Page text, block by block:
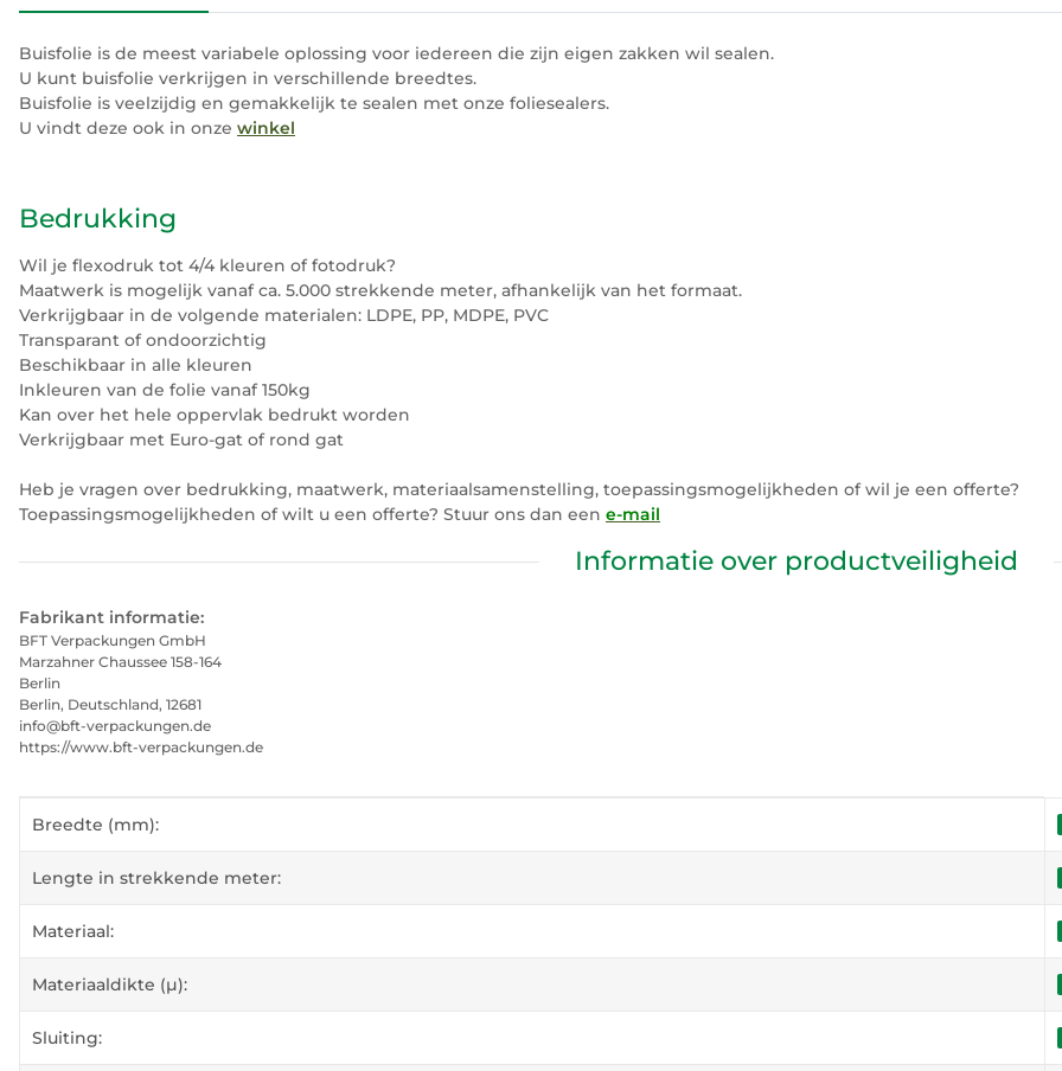
Buisfolie is de meest variabele oplossing voor iedereen die zijn eigen zakken wil sealen.
U kunt buisfolie verkrijgen in verschillende breedtes.
Buisfolie is veelzijdig en gemakkelijk te sealen met onze foliesealers.
U vindt deze ook in onze winkel
Bedrukking
Wil je flexodruk tot 4/4 kleuren of fotodruk?
Maatwerk is mogelijk vanaf ca. 5.000 strekkende meter, afhankelijk van het formaat.
Verkrijgbaar in de volgende materialen: LDPE, PP, MDPE, PVC
Transparant of ondoorzichtig
Beschikbaar in alle kleuren
Inkleuren van de folie vanaf 150kg
Kan over het hele oppervlak bedrukt worden
Verkrijgbaar met Euro-gat of rond gat
Heb je vragen over bedrukking, maatwerk, materiaalsamenstelling, toepassingsmogelijkheden of wil je een offerte?
Toepassingsmogelijkheden of wilt u een offerte? Stuur ons dan een e-mail
Informatie over productveiligheid
Fabrikant informatie:
BFT Verpackungen GmbH
Marzahner Chaussee 158-164
Berlin
Berlin, Deutschland, 12681
info@bft-verpackungen.de
https://www.bft-verpackungen.de
#productDetails.itemInformation#
#productDetails.itemValue#
Breedte (mm):
Lengte in strekkende meter:
Materiaal:
Materiaaldikte (µ):
Sluiting: